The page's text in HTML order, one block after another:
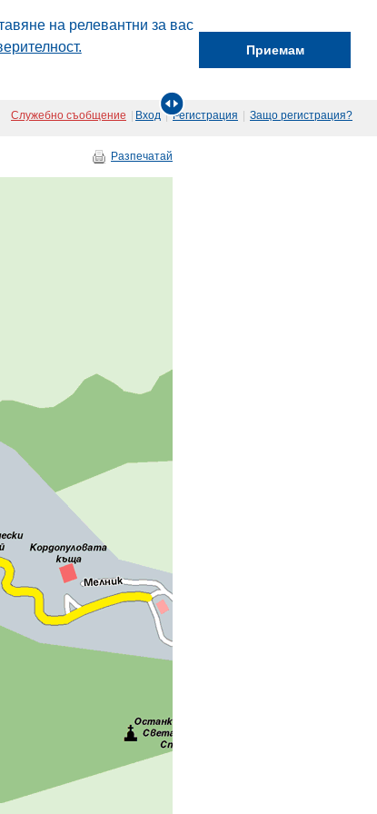
на релевантни за вас
Приемам
Служебно съобщение Вход |Регистрация Защо регистрация?
Разпечатай